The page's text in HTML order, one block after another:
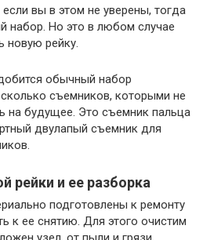
вы в этом не уверены, тогда
набор. Но это в любом случае
новую рейку.
обычный набор
съемников, которыми не
на будущее. Это съемник пальца
двулапый съемник для
рейки и ее разборка
подготовлены к ремонту
к ее снятию. Для этого очистим